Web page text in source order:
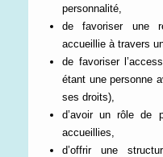
personnalité,
de favoriser une
accueillie à travers
de favoriser
étant une personne
ses droits),
d’avoir un rôle de
accueillies,
d’offrir une